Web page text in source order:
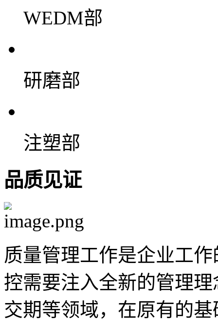
WEDM部
研磨部
注塑部
品质见证
质量管理工作是企业工
控需要注入全新的管理
交期等领域，在原有的